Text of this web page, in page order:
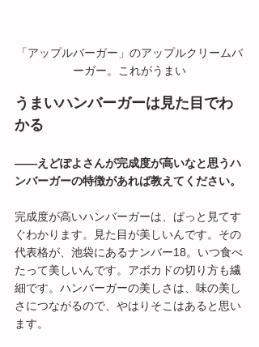
「アップルバーガー」のアップルクリームバ
ーガー。これがうまい
うまいハンバーガーは見た目でわ
かる
――えどぽよさんが完成度が高いなと思うハ
ンバーガーの特徴があれば教えてください。
完成度が高いハンバーガーは、ぱっと見てす
ぐわかります。見た目が美しいんです。その
代表格が、池袋にあるナンバー18。いつ食べ
たって美しいんです。アボカドの切り方も繊
細です。ハンバーガーの美しさは、味の美し
さにつながるので、やはりそこはあると思い
ます。